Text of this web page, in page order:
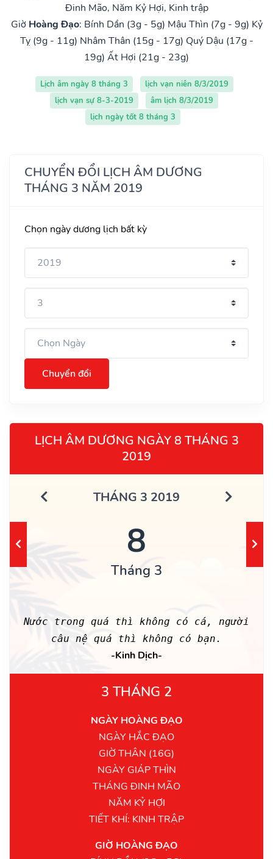
Đinh Mão, Năm Kỷ Hợi, Kinh trập
Giờ Hoàng Đạo: Bính Dần (3g - 5g) Mậu Thìn (7g - 9g) Kỷ
Tỵ (9g - 11g) Nhâm Thân (15g - 17g) Quý Dậu (17g -
19g) Ất Hợi (21g - 23g)
Lịch âm ngày 8 tháng 3
lịch vạn niên 8/3/2019
lịch vạn sự 8-3-2019
âm lịch 8/3/2019
lịch ngày tốt 8 tháng 3
CHUYỂN ĐỔI LỊCH ÂM DƯƠNG
THÁNG 3 NĂM 2019
Chọn ngày dương lịch bất kỳ
Chuyển đổi
LỊCH ÂM DƯƠNG NGÀY 8 THÁNG 3
2019
THÁNG 3 2019
8
Tháng 3
Nước trong quá thì không có cá, người
câu nệ quá thì không có bạn.
-Kinh Dịch-
3 THÁNG 2
NGÀY HOÀNG ĐẠO
NGÀY HẮC ĐẠO
GIỜ THÂN (16G)
NGÀY GIÁP THÌN
THÁNG ĐINH MÃO
NĂM KỶ HỢI
TIẾT KHÍ: KINH TRẬP
GIỜ HOÀNG ĐẠO